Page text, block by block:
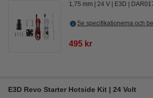
1,75 mm 24 V E3D
Se specifikationerna och
495 kr
E3D Revo Starter Hotside Kit | 24 Volt